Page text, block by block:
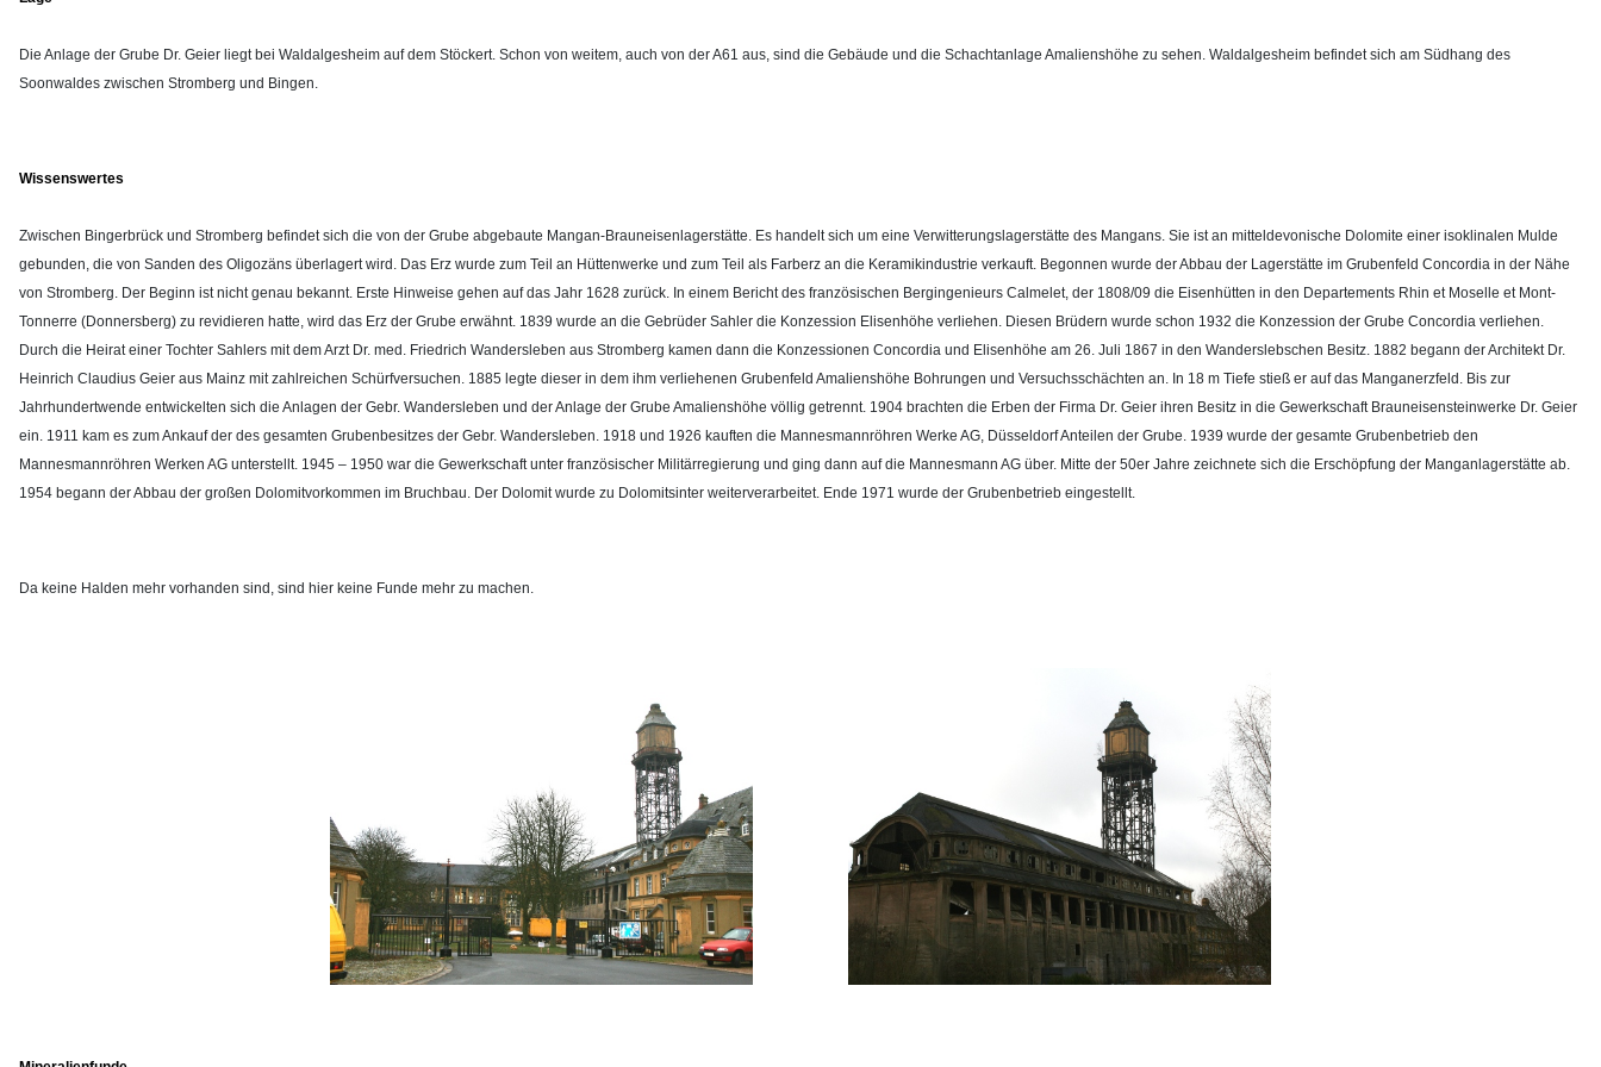
Die Anlage der Grube Dr. Geier liegt bei Waldalgesheim auf dem Stöckert. Schon von weitem, auch von der A61 aus, sind die Gebäude und die Schachtanlage Amalienshöhe zu sehen. Waldalgesheim befindet sich am Südhang des
Soonwaldes zwischen Stromberg und Bingen.
Wissenswertes
Zwischen Bingerbrück und Stromberg befindet sich die von der Grube abgebaute Mangan-Brauneisenlagerstätte. Es handelt sich um eine Verwitterungslagerstätte des Mangans. Sie ist an mitteldevonische Dolomite einer isoklinalen Mulde
gebunden, die von Sanden des Oligozäns überlagert wird. Das Erz wurde zum Teil an Hüttenwerke und zum Teil als Farberz an die Keramikindustrie verkauft. Begonnen wurde der Abbau der Lagerstätte im Grubenfeld Concordia in der Nähe
von Stromberg. Der Beginn ist nicht genau bekannt. Erste Hinweise gehen auf das Jahr 1628 zurück. In einem Bericht des französischen Bergingenieurs Calmelet, der 1808/09 die Eisenhütten in den Departements Rhin et Moselle et Mont-
Tonnerre (Donnersberg) zu revidieren hatte, wird das Erz der Grube erwähnt. 1839 wurde an die Gebrüder Sahler die Konzession Elisenhöhe verliehen. Diesen Brüdern wurde schon 1932 die Konzession der Grube Concordia verliehen.
Durch die Heirat einer Tochter Sahlers mit dem Arzt Dr. med. Friedrich Wandersleben aus Stromberg kamen dann die Konzessionen Concordia und Elisenhöhe am 26. Juli 1867 in den Wanderslebschen Besitz. 1882 begann der Architekt Dr.
Heinrich Claudius Geier aus Mainz mit zahlreichen Schürfversuchen. 1885 legte dieser in dem ihm verliehenen Grubenfeld Amalienshöhe Bohrungen und Versuchsschächten an. In 18 m Tiefe stieß er auf das Manganerzfeld. Bis zur
Jahrhundertwende entwickelten sich die Anlagen der Gebr. Wandersleben und der Anlage der Grube Amalienshöhe völlig getrennt. 1904 brachten die Erben der Firma Dr. Geier ihren Besitz in die Gewerkschaft Brauneisensteinwerke Dr. Geier
ein. 1911 kam es zum Ankauf der des gesamten Grubenbesitzes der Gebr. Wandersleben. 1918 und 1926 kauften die Mannesmannröhren Werke AG, Düsseldorf Anteilen der Grube. 1939 wurde der gesamte Grubenbetrieb den
Mannesmannröhren Werken AG unterstellt. 1945 – 1950 war die Gewerkschaft unter französischer Militärregierung und ging dann auf die Mannesmann AG über. Mitte der 50er Jahre zeichnete sich die Erschöpfung der Manganlagerstätte ab.
1954 begann der Abbau der großen Dolomitvorkommen im Bruchbau. Der Dolomit wurde zu Dolomitsinter weiterverarbeitet. Ende 1971 wurde der Grubenbetrieb eingestellt.
Da keine Halden mehr vorhanden sind, sind hier keine Funde mehr zu machen.